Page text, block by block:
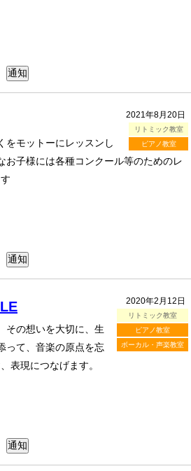
2021年8月20日
リトミック教室
ピアノ教室
をモットーにレッスンし
お子様には各種コンクール等のためのレ
2020年2月12日
リトミック教室
ピアノ教室
ボーカル・声楽教室
その想いを大切に、生
って、音楽の原点を忘
表現につなげます。